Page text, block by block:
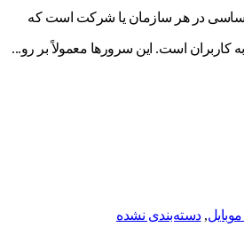
در هر سازمان یا شرکت است که
کاربران است. این سرورها معمولاً بر رو...
,دسته‌بندی نشده